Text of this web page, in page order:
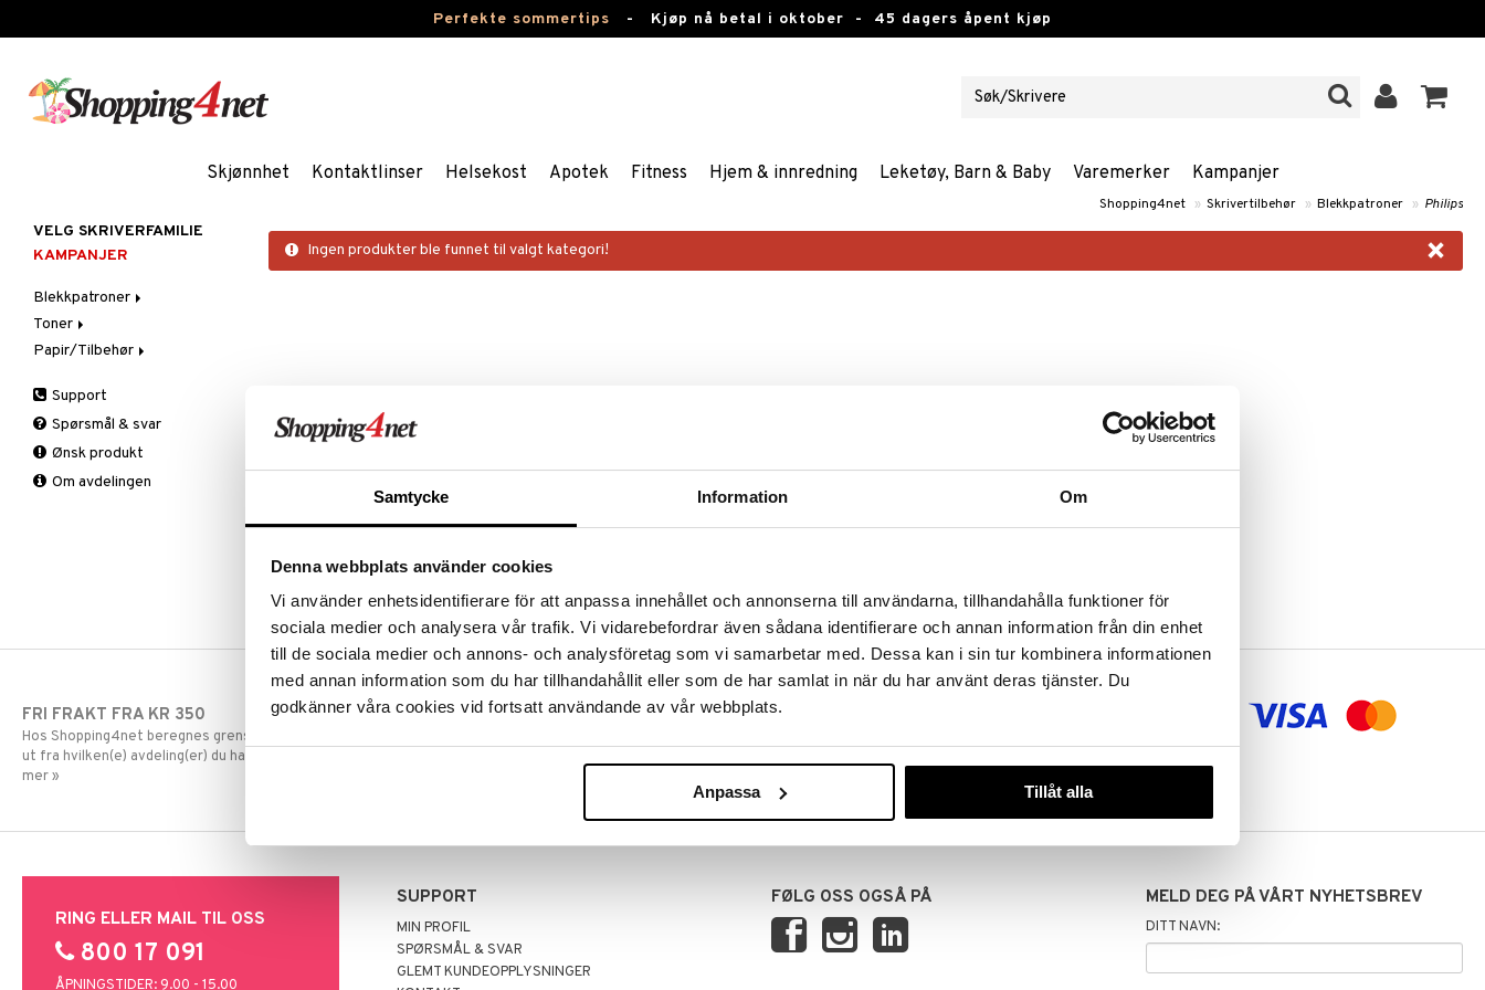
Samtycke Information Om
Denna webbplats använder cookies
Vi använder enhetsidentifierare för att anpassa innehållet och annonserna till användarna, tillhandahålla funktioner för
sociala medier och analysera vår trafik. Vi vidarebefordrar även sådana identifierare och annan information från din enhet
till de sociala medier och annons- och analysföretag som vi samarbetar med. Dessa kan i sin tur kombinera informationen
med annan information som du har tillhandahållit eller som de har samlat in när du har använt deras tjänster. Du
godkänner våra cookies vid fortsatt användande av vår webbplats.
Anpassa Tillåt alla
Perfekte sommertips - Kjøp nå betal i oktober - 45 dagers åpent kjøp
Skjønnhet Kontaktlinser Helsekost Apotek Fitness Hjem & innredning Leketøy, Barn & Baby Varemerker Kampanjer
Shopping4net » Skrivertilbehør » Blekkpatroner » Philips
×
Ingen produkter ble funnet til valgt kategori!
VELG SKRIVERFAMILIE
KAMPANJER
Blekkpatroner
Brother
Canon
Epson
HP
Lexmark
OKI
Toner
Brother
Dell
Epson
HP
IBM
Samsung
Sharp
Toshiba
Papir/Tilbehør
Support
Spørsmål & svar
Ønsk produkt
Om avdelingen
FRI FRAKT FRA KR 350
Hos Shopping4net beregnes grensen for fri frakt
ut fra hvilken(e) avdeling(er) du handler fra. Les
mer »
RASKE LEVERANSER TRYGGE KJØP
RING ELLER MAIL TIL OSS
800 17 091
ÅPNINGSTIDER: 9.00 - 15.00
SUPPORT
MIN PROFIL
SPØRSMÅL & SVAR
GLEMT KUNDEOPPLYSNINGER
FØLG OSS OGSÅ PÅ MELD DEG PÅ VÅRT NYHETSBREV
DITT NAVN: